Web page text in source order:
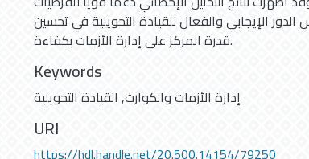
الدور الإيجابي والفعال للقيادة التحويلية في تحسين
قدرة المركز على إدارة الأزمات بكفاءة.
Keywords
إدارة الأزمات والكوارث, القيادة التحويلية
URI
https://hdl.handle.net/20.500.14154/79250